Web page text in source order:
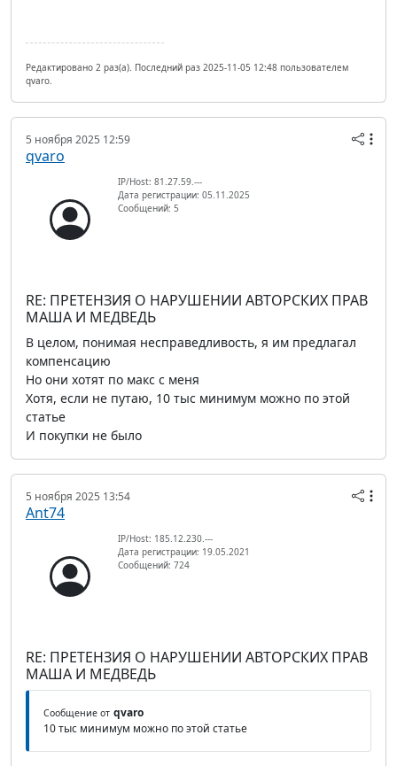
Редактировано 2 раз(а). Последний раз 2025-11-05 12:48 пользователем
qvaro.
5 ноября 2025 12:59
qvaro
IP/Host: 81.27.59.---
Дата регистрации: 05.11.2025
Сообщений: 5
RE: ПРЕТЕНЗИЯ О НАРУШЕНИИ АВТОРСКИХ ПРАВ
МАША И МЕДВЕДЬ
В целом, понимая несправедливость, я им предлагал
компенсацию
Но они хотят по макс с меня
Хотя, если не путаю, 10 тыс минимум можно по этой
статье
И покупки не было
5 ноября 2025 13:54
Ant74
IP/Host: 185.12.230.---
Дата регистрации: 19.05.2021
Сообщений: 724
RE: ПРЕТЕНЗИЯ О НАРУШЕНИИ АВТОРСКИХ ПРАВ
МАША И МЕДВЕДЬ
Сообщение от qvaro
10 тыс минимум можно по этой статье